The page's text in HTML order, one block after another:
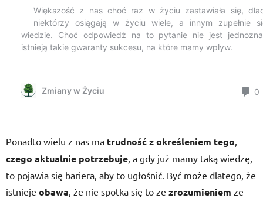
Ponadto wielu z nas ma trudność z określeniem tego,
czego aktualnie potrzebuje, a gdy już mamy taką wiedzę,
to pojawia się bariera, aby to ugłośnić. Być może dlatego, że
istnieje obawa, że nie spotka się to ze zrozumieniem ze